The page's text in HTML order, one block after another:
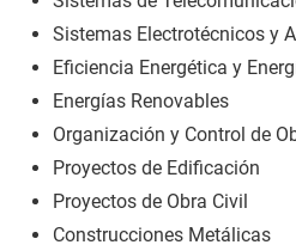
Sistemas Electrotécnicos y
Eficiencia Energética y
Energías Renovables
Organización y Control de
Proyectos de Edificación
Proyectos de Obra Civil
Construcciones Metálicas